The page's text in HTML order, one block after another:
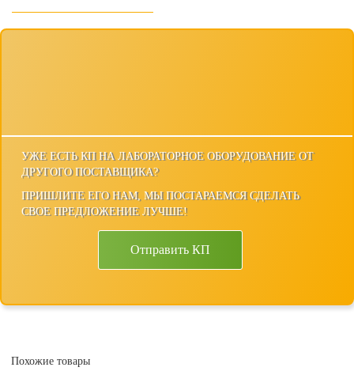
УЖЕ ЕСТЬ КП НА ЛАБОРАТОРНОЕ ОБОРУДОВАНИЕ ОТ
ДРУГОГО ПОСТАВЩИКА?
ПРИШЛИТЕ ЕГО НАМ, МЫ ПОСТАРАЕМСЯ СДЕЛАТЬ
СВОЕ ПРЕДЛОЖЕНИЕ ЛУЧШЕ!
Отправить КП
Похожие товары